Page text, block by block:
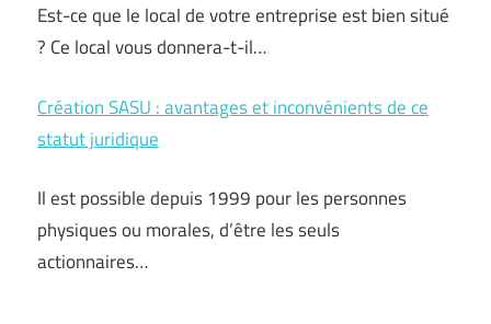
Est-ce que le local de votre entreprise est bien situé
? Ce local vous donnera-t-il…
Création SASU : avantages et inconvénients de ce
statut juridique
Il est possible depuis 1999 pour les personnes
physiques ou morales, d’être les seuls
actionnaires…